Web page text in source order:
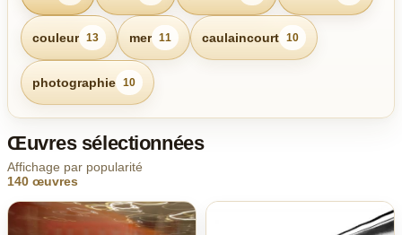
couleur 13 mer 11 caulaincourt 10
photographie 10
Œuvres sélectionnées
Affichage par popularité
140 œuvres